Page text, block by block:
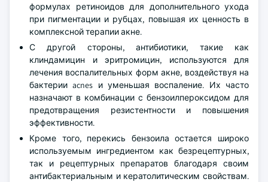
формулах ретиноидов для дополнительного ухода
при пигментации и рубцах, повышая их ценность в
комплексной терапии акне.
С другой стороны, антибиотики, такие как
клиндамицин и эритромицин, используются для
лечения воспалительных форм акне, воздействуя на
бактерии acnes и уменьшая воспаление. Их часто
назначают в комбинации с бензоилпероксидом для
предотвращения резистентности и повышения
эффективности.
Кроме того, перекись бензоила остается широко
используемым ингредиентом как безрецептурных,
так и рецептурных препаратов благодаря своим
антибактериальным и кератолитическим свойствам.